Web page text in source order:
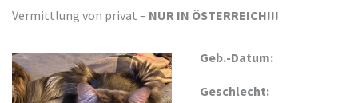
Vermittlung von privat – NUR IN ÖSTERREICH!!!
Geb.-Datum:
Geschlecht: